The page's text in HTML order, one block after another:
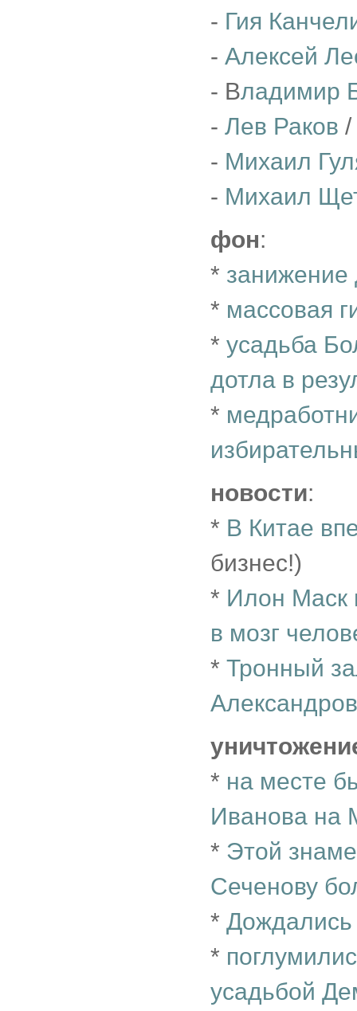
- Гия
- Алексей
- Владимир
- Лев Раков /
- Михаил
- Михаил
фон:
*
* массовая
* усадьба
дотла в
*
новости:
* В Китае
бизнес!)
* Илон Маск
в мозг
* Тронный
* на месте
Иванова на
* Этой
Сеченову
* Дождались
*
усадьбой